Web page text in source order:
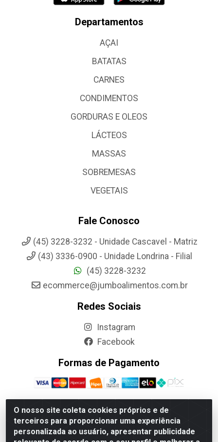
O nosso site coleta cookies próprios e de
terceiros para proporcionar uma experiência
personalizada ao usuário, apresentar publicidade
Departamentos
AÇAI
BATATAS
CARNES
CONDIMENTOS
GORDURAS E OLEOS
LÁCTEOS
MASSAS
SOBREMESAS
VEGETAIS
Fale Conosco
(45) 3228-3232 - Unidade Cascavel - Matriz
(43) 3336-0900 - Unidade Londrina - Filial
(45) 3228-3232
ecommerce@jumboalimentos.com.br
Redes Sociais
Instagram
Facebook
Formas de Pagamento
Jumbo Alimentos Cascavel - Matriz - Rua Itatiba Do Sul, 161 -
Santos Dumont, Cascavel-PR - CEP 85804-700- CNPJ